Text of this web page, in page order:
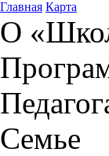
Главная Карта
О
Семье